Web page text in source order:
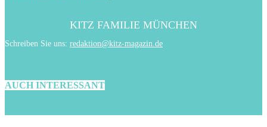
KITZ FAMILIE MÜNCHEN
Schreiben Sie uns: redaktion@kitz-magazin.de
AUCH INTERESSANT